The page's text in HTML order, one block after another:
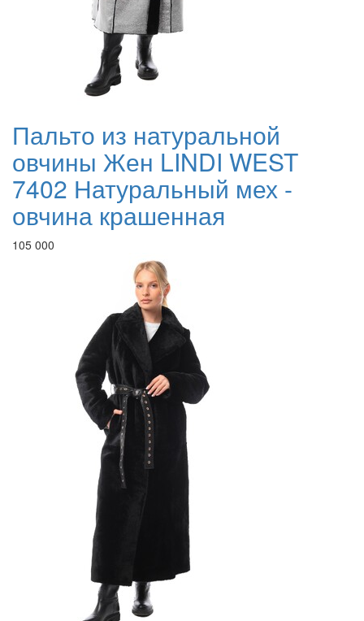
Пальто из натуральной
овчины Жен LINDI WEST
7402 Натуральный мех -
овчина крашенная
105 000